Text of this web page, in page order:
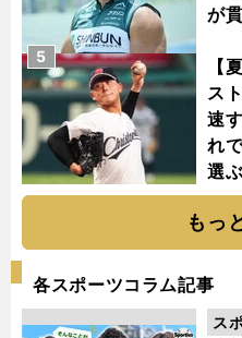
が
【
ス
速
れ
選
5
もっ
各スポーツコラム記事
ス